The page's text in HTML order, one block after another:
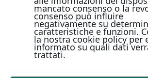
mancato consenso o la
consenso può influire
negativamente su
caratteristiche e funzioni.
la nostra cookie policy per
informato su quali dati
trattati.
Metodi di pagamento